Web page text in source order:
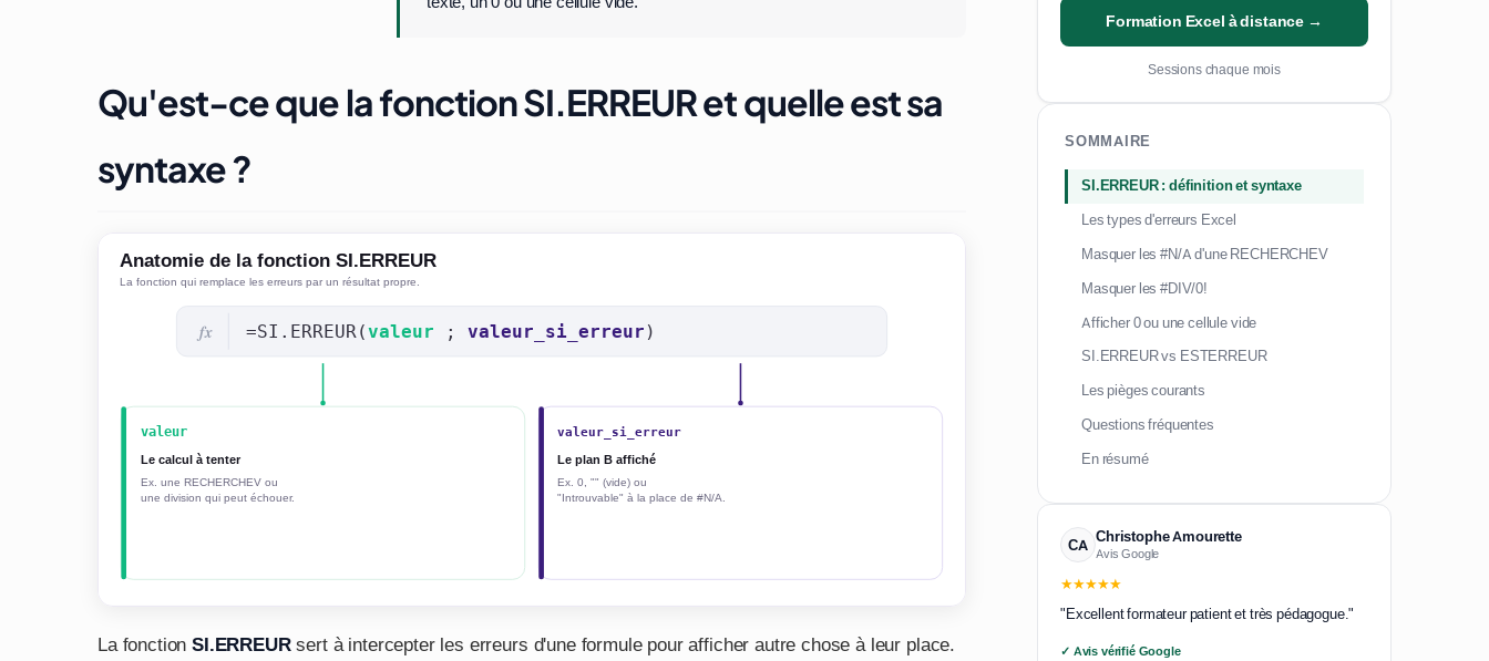
Qu'est-ce que la fonction SI.ERREUR et quelle est sa
syntaxe ?
La fonctionSI.ERREURsert à intercepter les erreurs d'une formule pour afficher autre chose à leur place.
Formation Excel à distance →
Sessions chaque mois
SOMMAIRE
SI.ERREUR : définition et syntaxe
Les types d'erreurs Excel
Masquer les #N/A d'une RECHERCHEV
Masquer les #DIV/0!
Afficher 0 ou une cellule vide
SI.ERREUR vs ESTERREUR
Les pièges courants
Questions fréquentes
En résumé
CA Christophe Amourette
Avis Google
★★★★★
"Excellent formateur patient et très pédagogue."
✓ Avis vérifié Google